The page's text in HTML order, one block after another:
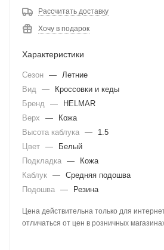
Рассчитать доставку
Хочу в подарок
Характеристики
Сезон —
Летние
Вид
—
Кроссовки и кеды
Бренд
—
HELMAR
Верх
—
Кожа
Высота каблука —
1.5
Цвет —
Белый
Подкладка —
Кожа
Каблук — Средняя подошва
Подошва — Резина
Цена действительна только для
отличаться от цен в розничных